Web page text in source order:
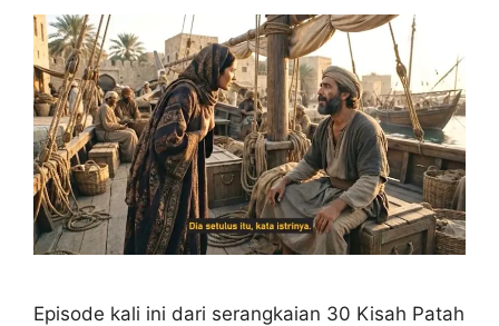
Episode kali ini dari serangkaian 30 Kisah Patah